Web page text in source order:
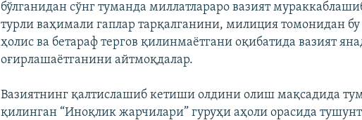
бўлганидан сўнг туманда миллатлараро вазият
турли ваҳимали гаплар тарқалганини, милиция томонидан
ҳолис ва бетараф тергов қилинмаётгани оқибатида вазият
оғирлашаётганини айтмоқдалар.
Вазиятнинг қалтислашиб кетиши олдини олиш мақсадида
қилинган “Иноқлик жарчилари” гуруҳи аҳоли орасида